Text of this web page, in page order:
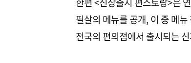
필살의 메뉴를 공개, 이 중 메
전국의 편의점에서 출시되는